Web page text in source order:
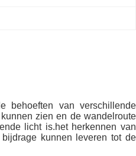
behoeften van verschillende
zien en de wandelroute
licht is.het herkennen van
kunnen leveren tot de